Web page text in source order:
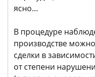
ясно…
В процедуре
производстве
сделки в
от степени